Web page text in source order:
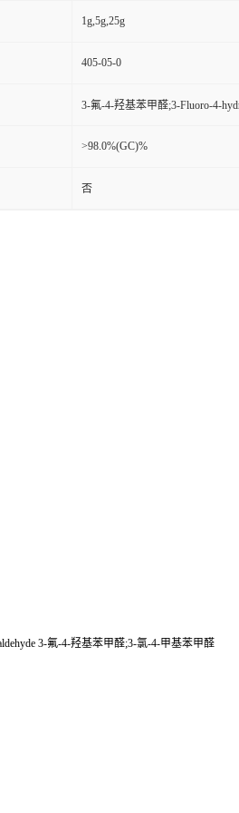
1g,5g,25g
405-05-0
3-氟-4-羟基苯甲醛;3-Fluoro-4-
>98.0%(GC)%
否
3-氟-4-羟基苯甲醛;3-氯-4-甲基苯甲醛